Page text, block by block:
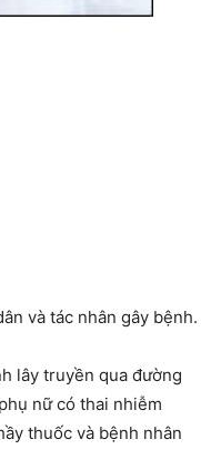
và tác nhân gây bệnh.
lây truyền qua đường
nữ có thai nhiễm
thuốc và bệnh nhân